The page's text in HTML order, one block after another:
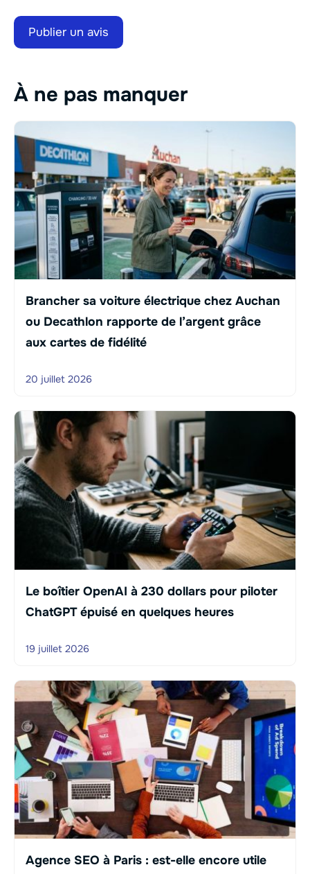
À ne pas manquer
Brancher sa voiture électrique chez Auchan
ou Decathlon rapporte de l’argent grâce
aux cartes de fidélité
20 juillet 2026
Le boîtier OpenAI à 230 dollars pour piloter
ChatGPT épuisé en quelques heures
19 juillet 2026
Agence SEO à Paris : est-elle encore utile